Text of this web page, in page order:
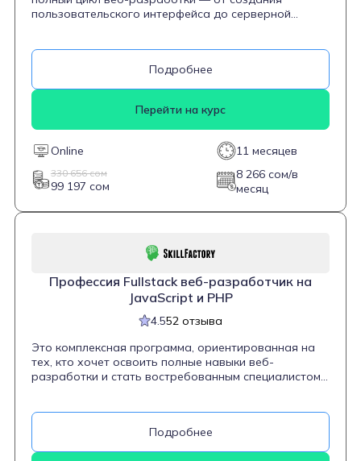
пользовательского интерфейса до серверной
фреймворками (React.js или Vue.js), а также основы
бэкенд-разработки. Студенты научатся создавать
адаптивные и интерактивные веб-приложения,
контроля версий. Курс подходит как новичкам, так и
тем, кто уже имеет базовые знания в
программировании и стремится стать
универсальным специалистом в области веб-
разработки.
Подробнее
Перейти на курс
Online 11 месяцев
330 656 сом
99 197 сом
8 266 сом/в
месяц
Профессия Fullstack веб-разработчик на
JavaScript и PHP
4.552 отзыва
Это комплексная программа, ориентированная на
тех, кто хочет освоить полные навыки веб-
разработки и стать востребованным специалистом
приложений — от работы с интерфейсами до
написания серверной логики и управления базами
данных. Программа охватывает ключевые
Подробнее